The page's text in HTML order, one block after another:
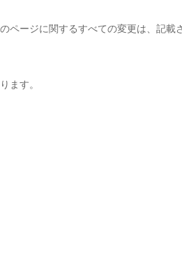
ージに関するすべての変更は、記載
ます。